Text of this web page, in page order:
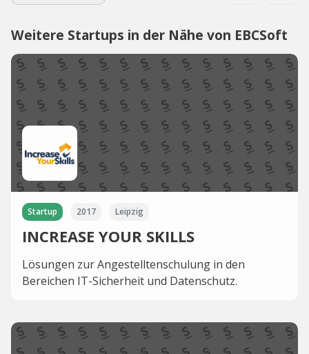
Weitere Startups in der Nähe von EBCSoft
Startup 2017 Leipzig
INCREASE YOUR SKILLS
Lösungen zur Angestelltenschulung in den
Bereichen IT-Sicherheit und Datenschutz.